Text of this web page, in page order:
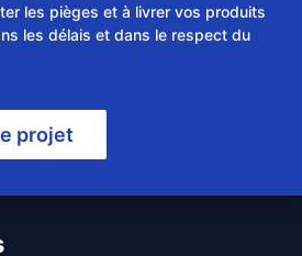
les pièges et à livrer vos produits
les délais et dans le respect du
projet